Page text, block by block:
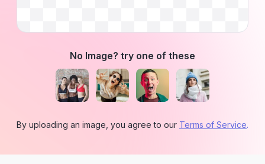
No Image? try one of these
By uploading an image, you agree to our Terms of Service.